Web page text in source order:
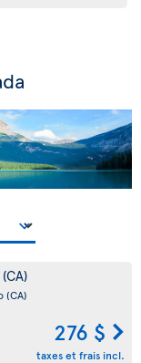
(CA)
(CA)
276 $
taxes et frais incl.